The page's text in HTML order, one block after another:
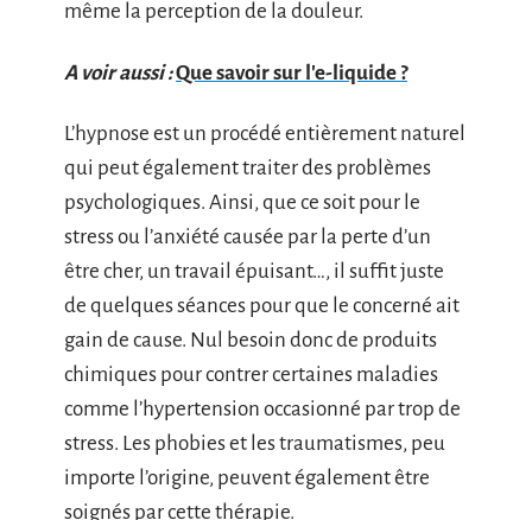
même la perception de la douleur.
A voir aussi :Que savoir sur l'e-liquide ?
L’hypnose est un procédé entièrement naturel
qui peut également traiter des problèmes
psychologiques. Ainsi, que ce soit pour le
stress ou l’anxiété causée par la perte d’un
être cher, un travail épuisant…, il suffit juste
de quelques séances pour que le concerné ait
gain de cause. Nul besoin donc de produits
chimiques pour contrer certaines maladies
comme l’hypertension occasionné par trop de
stress. Les phobies et les traumatismes, peu
importe l’origine, peuvent également être
soignés par cette thérapie.